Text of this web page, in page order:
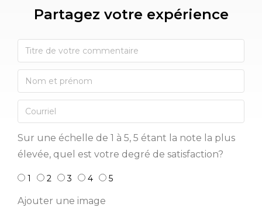
Partagez votre expérience​
Sur une échelle de 1 à 5, 5 étant la note la plus
élevée, quel est votre degré de satisfaction?
1 2 3 4 5
Ajouter une image